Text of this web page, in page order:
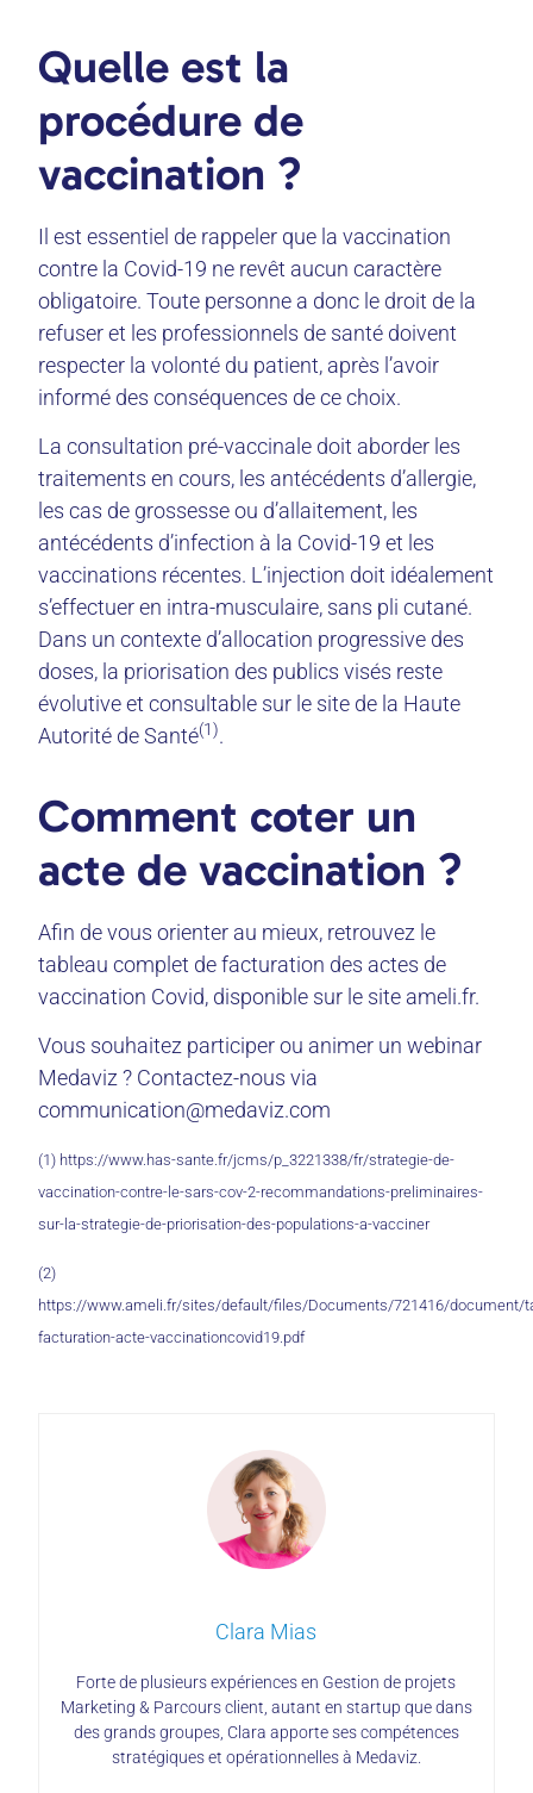
Quelle est la
procédure de
vaccination ?
Il est essentiel de rappeler que la vaccination
contre la Covid-19 ne revêt aucun caractère
obligatoire. Toute personne a donc le droit de la
refuser et les professionnels de santé doivent
respecter la volonté du patient, après l’avoir
informé des conséquences de ce choix.
La consultation pré-vaccinale doit aborder les
traitements en cours, les antécédents d’allergie,
les cas de grossesse ou d’allaitement, les
antécédents d’infection à la Covid-19 et les
vaccinations récentes. L’injection doit idéalement
s’effectuer en intra-musculaire, sans pli cutané.
Dans un contexte d’allocation progressive des
doses, la priorisation des publics visés reste
évolutive et consultable sur le site de la Haute
Autorité de Santé(1).
Comment coter un
acte de vaccination ?
Afin de vous orienter au mieux, retrouvez le
tableau complet de facturation des actes de
vaccination Covid, disponible sur le site ameli.fr.
Vous souhaitez participer ou animer un webinar
Medaviz ? Contactez-nous via
communication@medaviz.com
(1) https://www.has-sante.fr/jcms/p_3221338/fr/strategie-de-
vaccination-contre-le-sars-cov-2-recommandations-preliminaires-
sur-la-strategie-de-priorisation-des-populations-a-vacciner
(2)
https://www.ameli.fr/sites/default/files/Documents/721416/document/
facturation-acte-vaccinationcovid19.pdf
Clara Mias
Forte de plusieurs expériences en Gestion de projets
Marketing & Parcours client, autant en startup que dans
des grands groupes, Clara apporte ses compétences
stratégiques et opérationnelles à Medaviz.